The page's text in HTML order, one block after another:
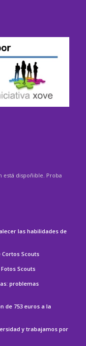
dispoñible. Proba
las habilidades de
Scouts
Scouts
problemas
de 753 euros a la
y trabajamos por